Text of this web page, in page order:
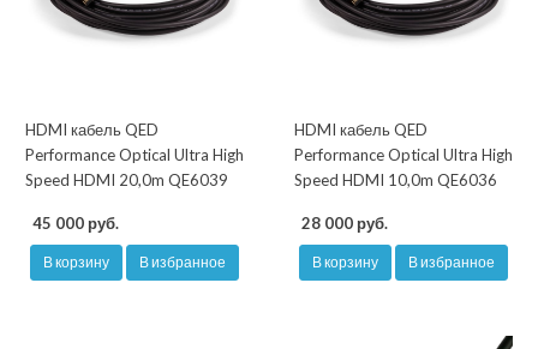
HDMI кабель QED
Performance Optical Ultra High
Speed HDMI 20,0m QE6039
45 000 руб.
В корзину В избранное
HDMI кабель QED
Performance Optical Ultra High
Speed HDMI 10,0m QE6036
28 000 руб.
В корзину В избранное